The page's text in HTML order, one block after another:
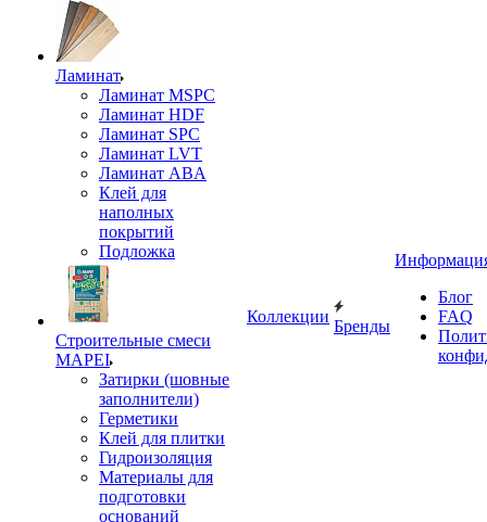
Ламинат
Ламинат MSPC
Ламинат HDF
Ламинат SPC
Ламинат LVT
Ламинат ABA
Клей для
наполных
покрытий
Подложка
Строительные смеси
MAPEI
Затирки (шовные
заполнители)
Герметики
Клей для плитки
Гидроизоляция
Материалы для
подготовки
оснований
Коллекции
Бренды
Блог
FAQ